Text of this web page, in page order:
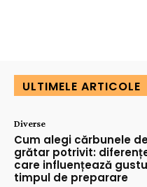
ULTIMELE ARTICOLE
Diverse
Cum alegi cărbunele
grătar potrivit:
care influențează
timpul de preparare